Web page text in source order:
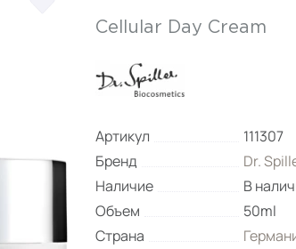
Cellular Day Cream
Артикул
111307
Бренд
Dr.
Наличие
В
Объем
50ml
Страна